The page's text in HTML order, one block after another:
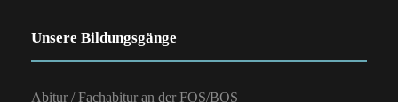
Unsere Bildungsgänge
Abitur / Fachabitur an der FOS/BOS